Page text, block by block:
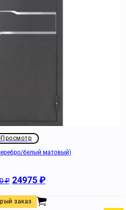
Просмотр
белый матовый)
₽ 24975₽
заказ